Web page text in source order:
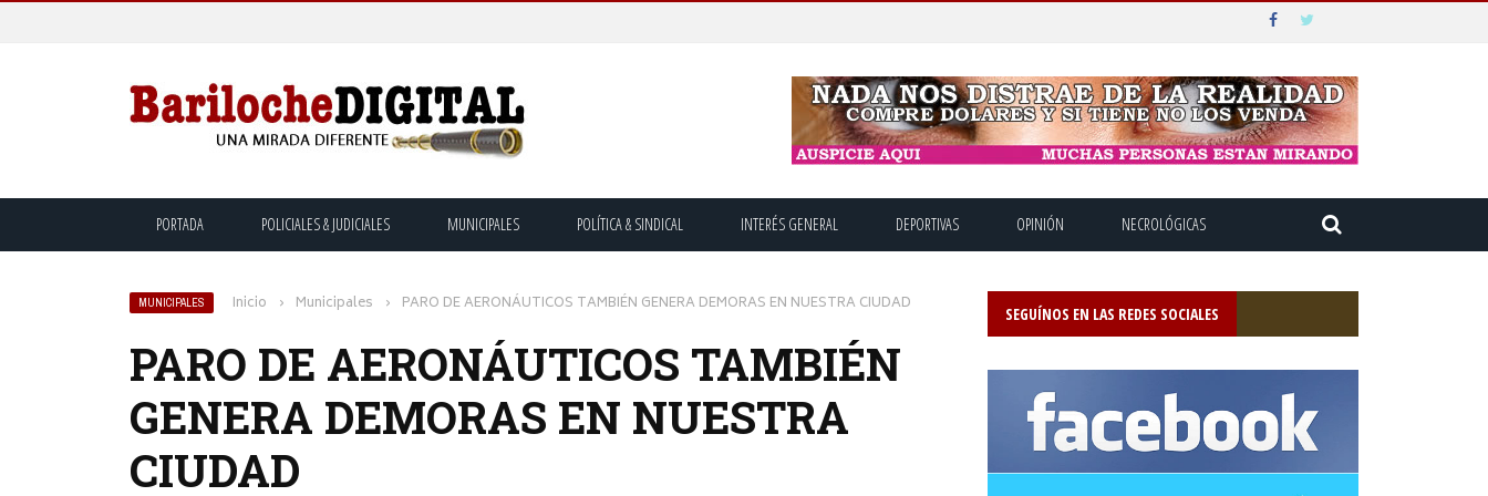
PORTADA POLICIALES & JUDICIALES MUNICIPALES POLÍTICA & SINDICAL INTERÉS GENERAL DEPORTIVAS OPINIÓN NECROLÓGICAS
MUNICIPALES Inicio › Municipales › PARO DE AERONÁUTICOS TAMBIÉN GENERA DEMORAS EN NUESTRA CIUDAD
PARO DE AERONÁUTICOS TAMBIÉN
GENERA DEMORAS EN NUESTRA
CIUDAD
SEGUÍNOS EN LAS REDES SOCIALES